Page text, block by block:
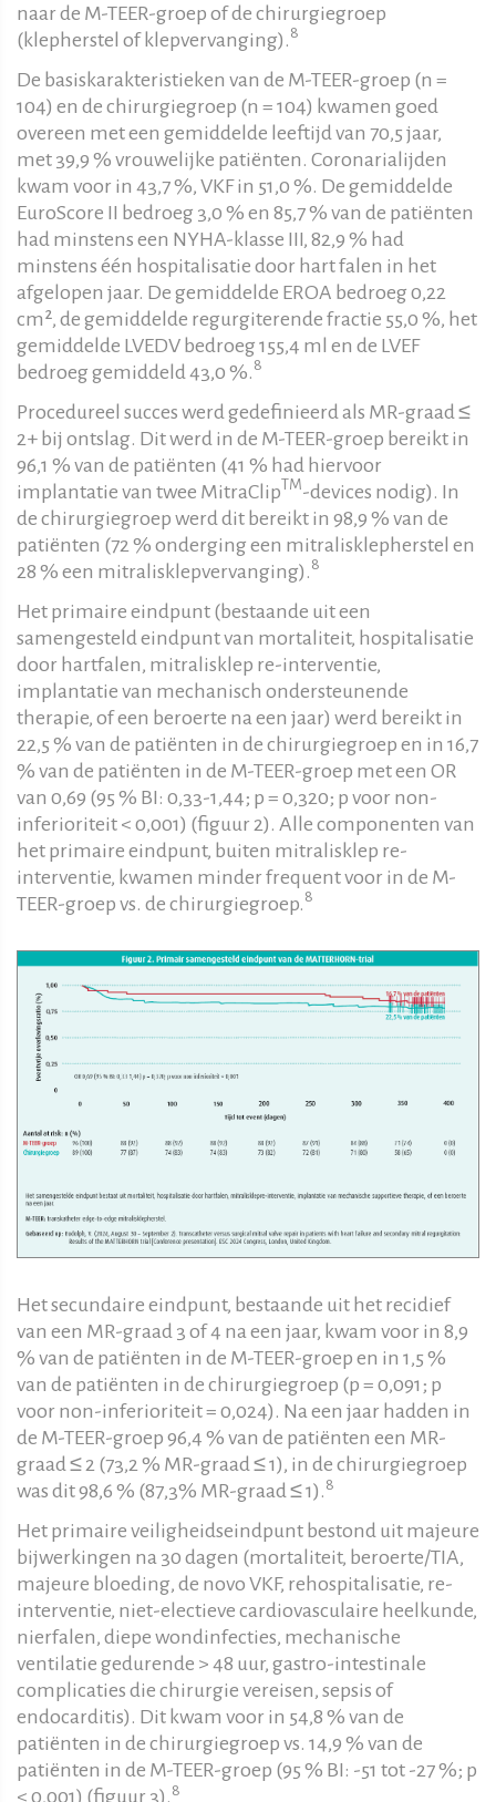
naar de M-TEER-groep of de chirurgiegroep
(klepherstel of klepvervanging). 8
De basiskarakteristieken van de M-TEER-groep (n =
104) en de chirurgiegroep (n = 104) kwamen goed
overeen met een gemiddelde leeftijd van 70,5 jaar,
met 39,9 % vrouwelijke patiënten. Coronarialijden
kwam voor in 43,7 %, VKF in 51,0 %. De gemiddelde
EuroScore II bedroeg 3,0 % en 85,7 % van de patiënten
had minstens een NYHA-klasse III, 82,9 % had
minstens één hospitalisatie door hart falen in het
afgelopen jaar. De gemiddelde EROA bedroeg 0,22
cm², de gemiddelde regurgiterende fractie 55,0 %, het
gemiddelde LVEDV bedroeg 155,4 ml en de LVEF
bedroeg gemiddeld 43,0 %. 8
Procedureel succes werd gedefinieerd als MR-graad ≤
2+ bij ontslag. Dit werd in de M-TEER-groep bereikt in
96,1 % van de patiënten (41 % had hiervoor
implantatie van twee MitraClipTM-devices nodig). In
de chirurgiegroep werd dit bereikt in 98,9 % van de
patiënten (72 % onderging een mitralisklepherstel en
28 % een mitralisklepvervanging). 8
Het primaire eindpunt (bestaande uit een
samengesteld eindpunt van mortaliteit, hospitalisatie
door hartfalen, mitralisklep re-interventie,
implantatie van mechanisch ondersteunende
therapie, of een beroerte na een jaar) werd bereikt in
22,5 % van de patiënten in de chirurgiegroep en in 16,7
% van de patiënten in de M-TEER-groep met een OR
van 0,69 (95 % BI: 0,33-1,44; p = 0,320; p voor non-
inferioriteit < 0,001) (figuur 2). Alle componenten van
het primaire eindpunt, buiten mitralisklep re-
interventie, kwamen minder frequent voor in de M-
TEER-groep vs. de chirurgiegroep. 8
Het secundaire eindpunt, bestaande uit het recidief
van een MR-graad 3 of 4 na een jaar, kwam voor in 8,9
% van de patiënten in de M-TEER-groep en in 1,5 %
van de patiënten in de chirurgiegroep (p = 0,091; p
voor non-inferioriteit = 0,024). Na een jaar hadden in
de M-TEER-groep 96,4 % van de patiënten een MR-
graad ≤ 2 (73,2 % MR-graad ≤ 1), in de chirurgiegroep
was dit 98,6 % (87,3% MR-graad ≤ 1). 8
Het primaire veiligheidseindpunt bestond uit majeure
bijwerkingen na 30 dagen (mortaliteit, beroerte/TIA,
majeure bloeding, de novo VKF, rehospitalisatie, re-
interventie, niet-electieve cardiovasculaire heelkunde,
nierfalen, diepe wondinfecties, mechanische
ventilatie gedurende > 48 uur, gastro-intestinale
complicaties die chirurgie vereisen, sepsis of
endocarditis). Dit kwam voor in 54,8 % van de
patiënten in de chirurgiegroep vs. 14,9 % van de
patiënten in de M-TEER-groep (95 % BI: -51 tot -27 %; p
< 0,001) (figuur 3). 8